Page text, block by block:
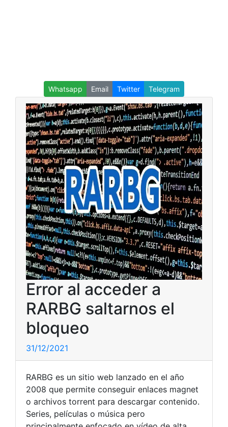
Whatsapp Email Twitter Telegram
Error al acceder a
RARBG saltarnos el
bloqueo
31/12/2021
RARBG es un sitio web lanzado en el año
2008 que permite conseguir enlaces magnet
o archivos torrent para descargar contenido.
Series, películas o música pero